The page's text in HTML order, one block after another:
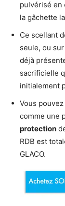
pulvérisé en
la gâchette
Ce scellant
seule, ou
déjà
sacrificielle
initialement
Vous
comme une
protection
RDB est
GLACO.